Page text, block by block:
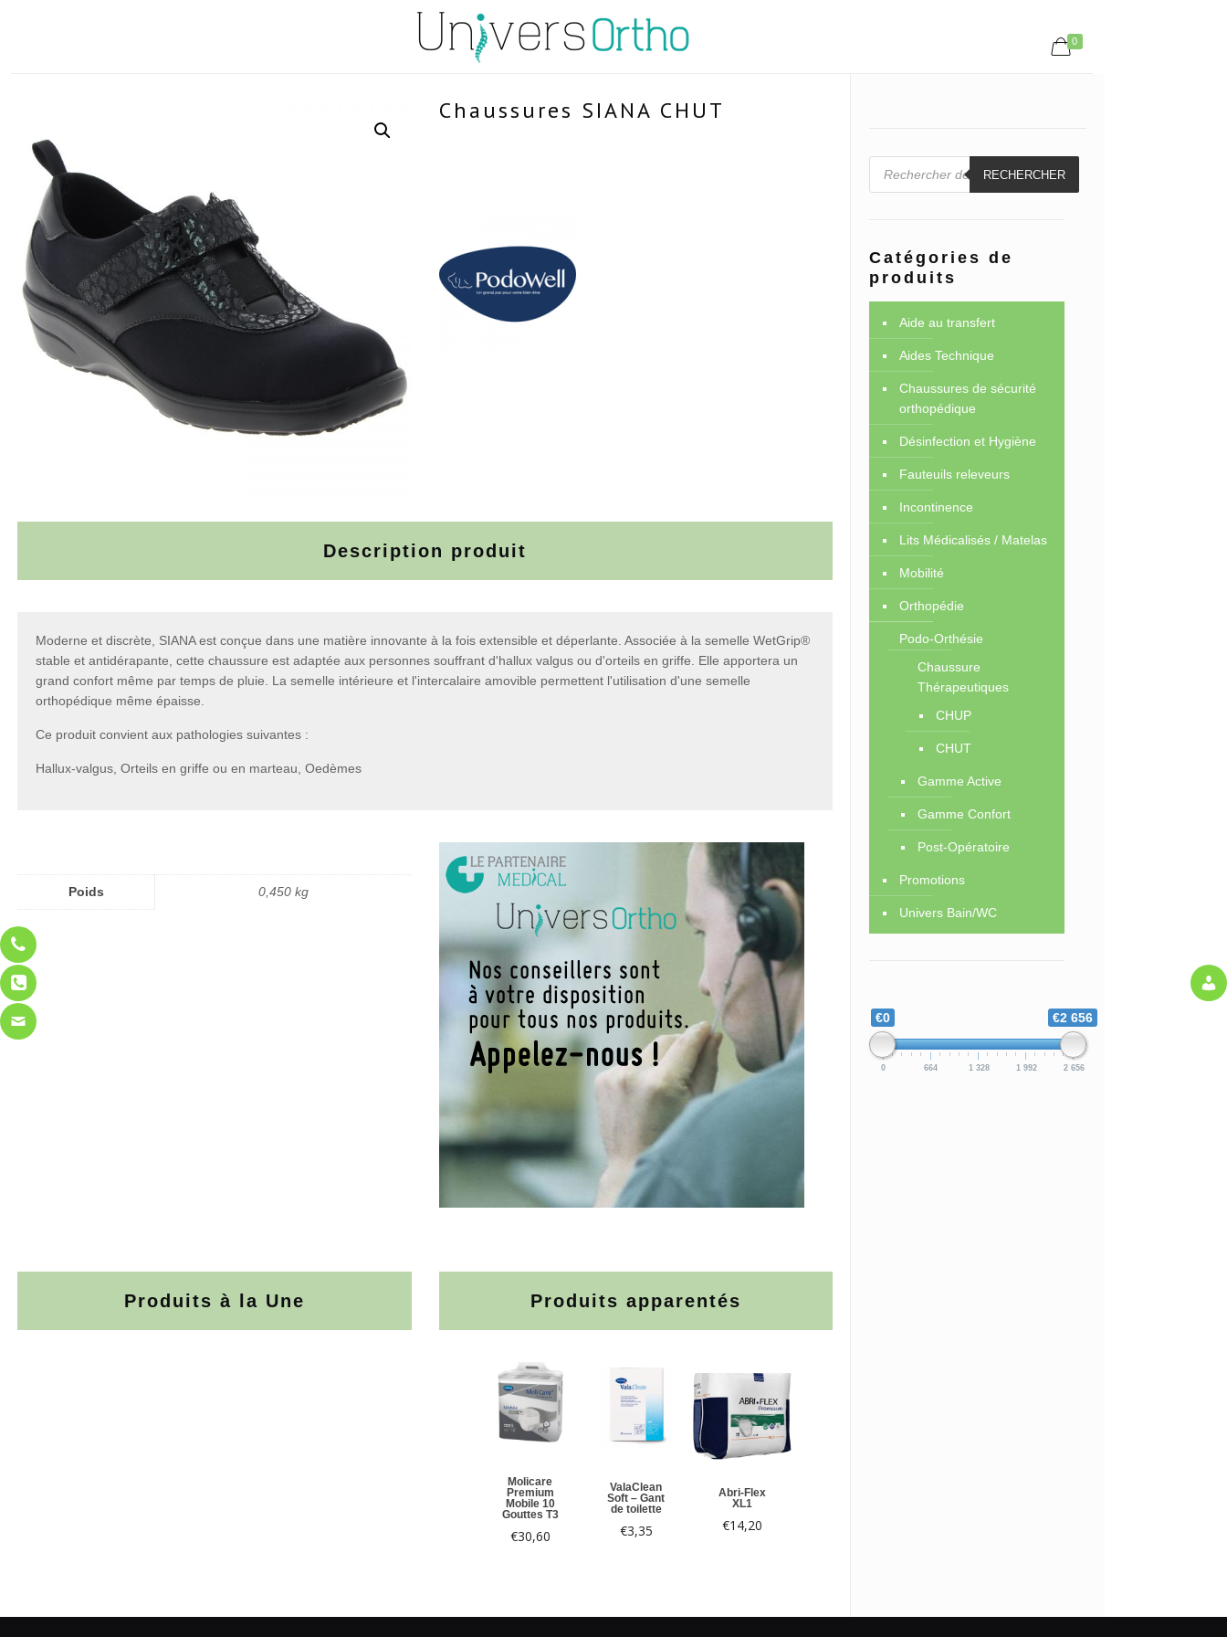
0
Chaussures SIANA CHUT
Description produit
Moderne et discrète, SIANA est conçue dans une matière innovante à la fois extensible et déperlante. Associée à la semelle WetGrip®
stable et antidérapante, cette chaussure est adaptée aux personnes souffrant d'hallux valgus ou d'orteils en griffe. Elle apportera un
grand confort même par temps de pluie. La semelle intérieure et l'intercalaire amovible permettent l'utilisation d'une semelle
orthopédique même épaisse.
Ce produit convient aux pathologies suivantes :
Hallux-valgus, Orteils en griffe ou en marteau, Oedèmes
Poids 0,450 kg
Produits à la Une Produits apparentés
Molicare
Premium
Mobile 10
Gouttes T3
€30,60
ValaClean
Soft – Gant
de toilette
€3,35
Abri-Flex
XL1
€14,20
Recherche
de
RECHERCHER
Catégories de
produits
Aide au transfert
Aides Technique
Chaussures de sécurité
orthopédique
Désinfection et Hygiène
Fauteuils releveurs
Incontinence
Lits Médicalisés / Matelas
Mobilité
Orthopédie
Podo-Orthésie
Chaussure
Thérapeutiques
CHUP
CHUT
Gamme Active
Gamme Confort
Post-Opératoire
Promotions
Univers Bain/WC
€0 €2 656
0 664 1 328 1 992 2 656